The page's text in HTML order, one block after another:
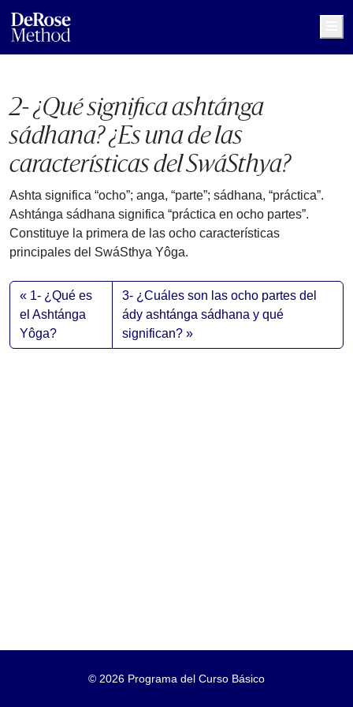
2- ¿Qué significa ashtánga
sádhana? ¿Es una de las
características del SwáSthya?
Ashta significa “ocho”; anga, “parte”; sádhana, “práctica”.
Ashtánga sádhana significa “práctica en ocho partes”.
Constituye la primera de las ocho características
principales del SwáSthya Yôga.
1- ¿Qué es
el Ashtánga
Yôga?
3- ¿Cuáles son las ocho partes del
ády ashtánga sádhana y qué
significan?
© 2026 Programa del Curso Básico